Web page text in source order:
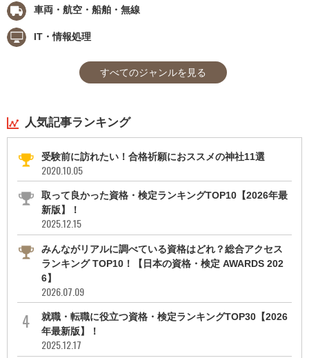
車両・航空・船舶・無線
IT・情報処理
すべてのジャンルを見る
人気記事ランキング
受験前に訪れたい！合格祈願におススメの神社11選
2020.10.05
取って良かった資格・検定ランキングTOP10【2026年最
新版】！
2025.12.15
みんながリアルに調べている資格はどれ？総合アクセス
ランキング TOP10！【日本の資格・検定 AWARDS 202
6】
2026.07.09
就職・転職に役立つ資格・検定ランキングTOP30【2026
年最新版】！
2025.12.17